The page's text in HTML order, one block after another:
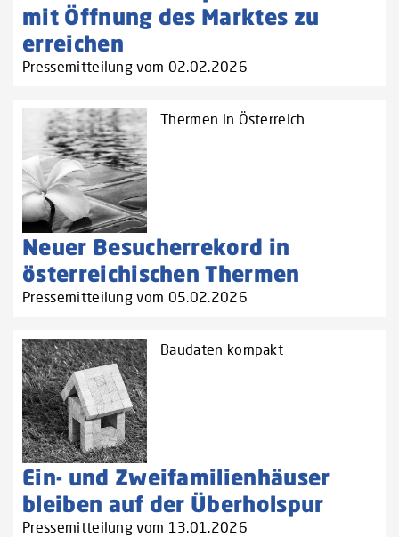
mit Öffnung des Marktes zu
erreichen
Pressemitteilung vom 02.02.2026
Thermen in Österreich
Neuer Besucherrekord in
österreichischen Thermen
Pressemitteilung vom 05.02.2026
Baudaten kompakt
Ein- und Zweifamilienhäuser
bleiben auf der Überholspur
Pressemitteilung vom 13.01.2026